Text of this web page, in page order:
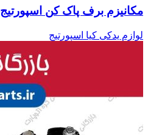
مکانیزم برف پاک کن اسپورتیج
لوازم یدکی کیا اسپورتیج